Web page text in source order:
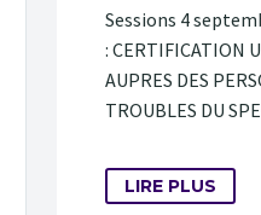
Sessions 4
: CERTIFICATION
AUPRES DES
TROUBLES DU
LIRE PLUS